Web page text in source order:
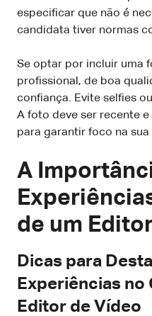
especificar que não é
candidata tiver normas
Se optar por incluir uma
profissional, de boa
confiança. Evite selfies
A foto deve ser recente
para garantir foco na
A
de um
Dicas para
Experiências
Editor de Vídeo